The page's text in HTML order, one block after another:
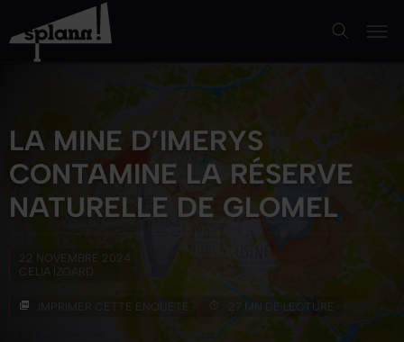
LA MINE D’IMERYS
CONTAMINE LA RÉSERVE
NATURELLE DE GLOMEL
22 NOVEMBRE 2024
CELIA IZOARD
IMPRIMER CETTE ENQUÊTE 27 MN DE LECTURE